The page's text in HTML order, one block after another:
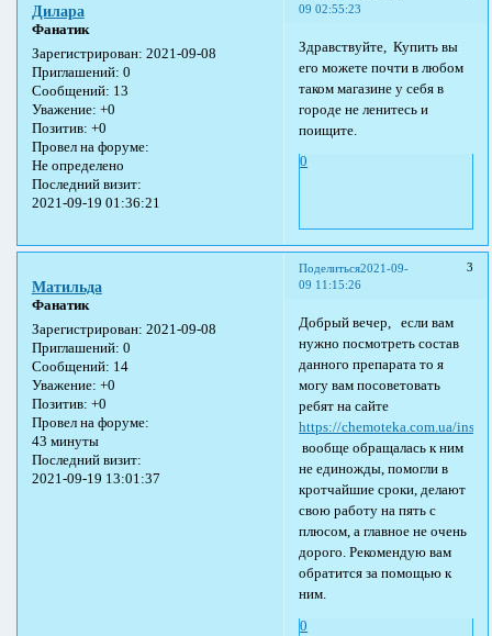
09 02:55:23
Дилара
Фанатик
Зарегистрирован: 2021-09-08
Приглашений: 0
Сообщений: 13
Уважение: +0
Позитив: +0
Провел на форуме:
Не определено
Последний визит:
2021-09-19 01:36:21
Здравствуйте, Купить вы
его можете почти в любом
таком магазине у себя в
городе не ленитесь и
поищите.
0
Поделиться 3
2021-09-
09 11:15:26
Матильда
Фанатик
Зарегистрирован: 2021-09-08
Приглашений: 0
Сообщений: 14
Уважение: +0
Позитив: +0
Провел на форуме:
43 минуты
Последний визит:
2021-09-19 13:01:37
Добрый вечер, если вам
нужно посмотреть состав
данного препарата то я
могу вам посоветовать
ребят на сайте
https://chemoteka.com.ua/
вообще обращалась к ним
не единожды, помогли в
кротчайшие сроки, делают
свою работу на пять с
плюсом, а главное не очень
дорого. Рекомендую вам
обратится за помощью к
ним.
0